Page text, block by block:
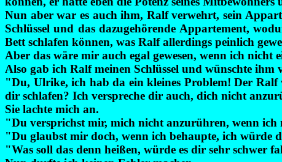
Nun aber war es auch ihm, Ralf verwehrt, sein
Schlüssel und das dazugehörende Appartement,
Bett schlafen können, was Ralf allerdings peinlich
Aber das wäre mir auch egal gewesen, wenn ich nicht
Also gab ich Ralf meinen Schlüssel und wünschte
"Du, Ulrike, ich hab da ein kleines Problem! Der
dir schlafen? Ich verspreche dir auch, dich nicht
Sie lachte mich an.
"Du versprichst mir, mich nicht anzurühren, wenn
"Du glaubst mir doch, wenn ich behaupte, ich würde
"Was soll das denn heißen, würde es dir sehr schwer